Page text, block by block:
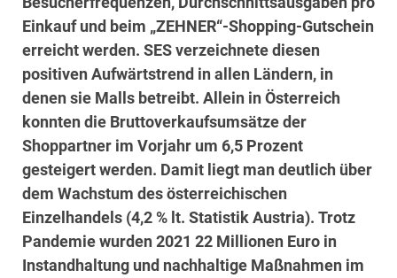
Einkauf und beim „ZEHNER“-Shopping-Gutschein
erreicht werden. SES verzeichnete diesen
positiven Aufwärtstrend in allen Ländern, in
denen sie Malls betreibt. Allein in Österreich
konnten die Bruttoverkaufsumsätze der
Shoppartner im Vorjahr um 6,5 Prozent
gesteigert werden. Damit liegt man deutlich über
dem Wachstum des österreichischen
Einzelhandels (4,2 % lt. Statistik Austria). Trotz
Pandemie wurden 2021 22 Millionen Euro in
Instandhaltung und nachhaltige Maßnahmen im